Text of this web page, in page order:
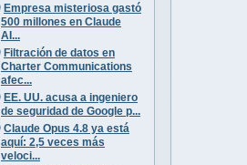
Empresa misteriosa gastó
500 millones en Claude
AI...
Filtración de datos en
Charter Communications
afec...
EE. UU. acusa a ingeniero
de seguridad de Google p...
Claude Opus 4.8 ya está
aquí: 2,5 veces más
veloci...